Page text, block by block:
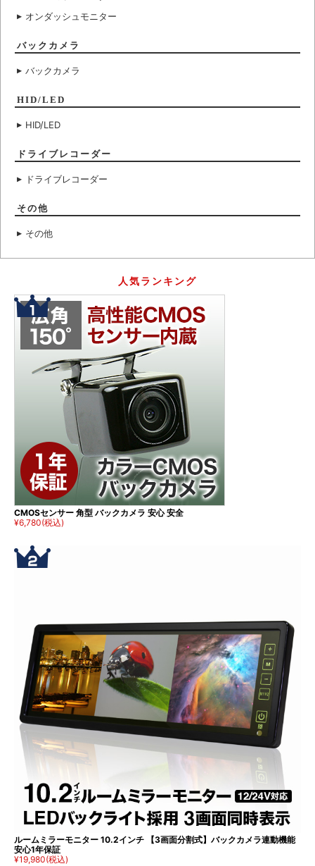
オンダッシュモニター
バックカメラ
バックカメラ
HID/LED
HID/LED
ドライブレコーダー
ドライブレコーダー
その他
その他
人気ランキング
CMOSセンサー 角型 バックカメラ 安心 安全
¥6,780(税込)
ルームミラーモニター 10.2インチ 【3画面分割式】バックカメラ連動機能
安心1年保証
¥19,980(税込)